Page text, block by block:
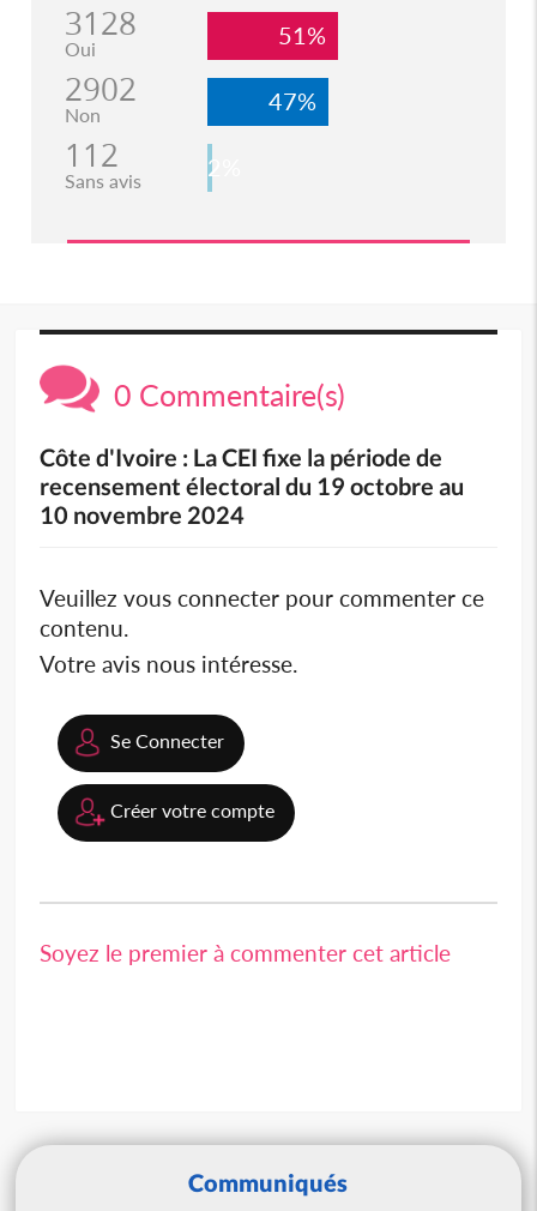
3128
Oui 51%
2902
Non 47%
112
Sans avis 2%
0 Commentaire(s)
Côte d'Ivoire : La CEI fixe la période de
recensement électoral du 19 octobre au
10 novembre 2024
Veuillez vous connecter pour commenter ce
contenu.
Votre avis nous intéresse.
Se Connecter
Créer votre compte
Soyez le premier à commenter cet article
Communiqués